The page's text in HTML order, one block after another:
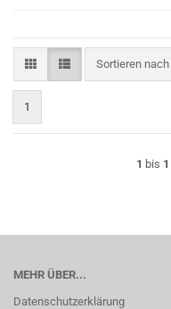
Sortieren nach
Sortieren nach
1
1 bis 1
MEHR ÜBER...
Datenschutzerklärung